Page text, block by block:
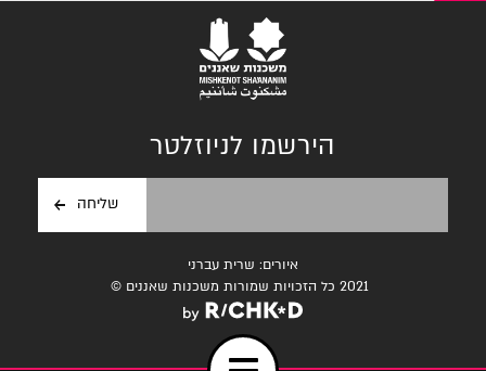
הירשמו לניוזלטר
איורים: שרית עברני
2021 כל הזכויות שמורות משכנות שאננים ©